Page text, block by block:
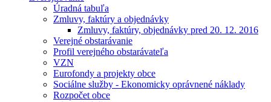
Úradná tabuľa
Zmluvy, faktúry a objednávky
Zmluvy, faktúry, objednávky pred 20. 12. 2016
Verejné obstarávanie
Profil verejného obstarávateľa
VZN
Eurofondy a projekty obce
Sociálne služby - Ekonomicky oprávnené náklady
Rozpočet obce